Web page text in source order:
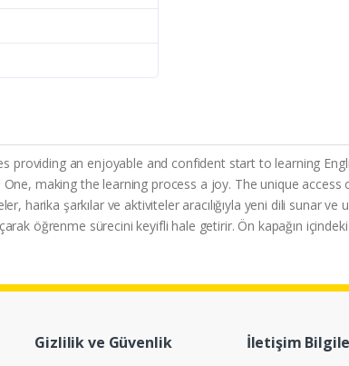
providing an enjoyable and confident start to learning
making the learning process a joy. The unique access
harika şarkılar ve aktiviteler aracılığıyla yeni dili sunar ve
öğrenme sürecini keyifli hale getirir. Ön kapağın
Gizlilik ve Güvenlik İletişim